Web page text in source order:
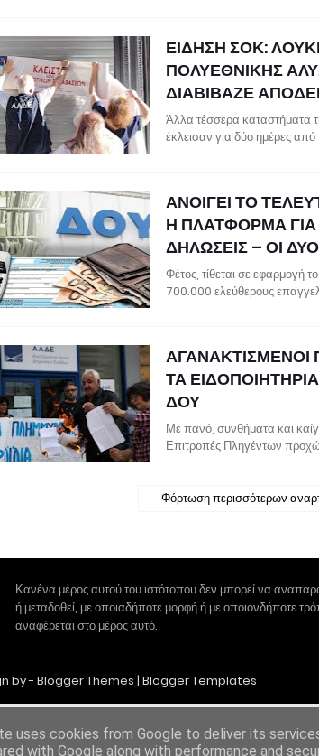
ΕΙΔΗΣΗ ΣΟΚ:
ΠΟΛΥΕΘΝΙΚΗΣ
ΔΙΑΒΙΒΑΖΕ
Άλλα τέσσερα καταστήματα
έκλεισαν για δύο ημέρες από
ΑΝΟΙΓΕΙ ΤΟ
Η ΠΛΑΤΦΟΡΜΑ
ΔΗΛΩΣΕΙΣ – ΟΙ
Φέτος, τίθεται σε εφαρμογή
700.000 ελεύθερους
ΤΑ
ΔΟΥ
Με πανό, συνθήματα και
Επιτροπές Πληγέντων
Φόρτωση περισσότερων
Κανένα μέρος αυτού του ιστότοπου δεν μπορεί να
ή μεταδοθεί, με οποιαδήποτε μορφή ή με οποιονδήποτε
αναφέρεται στο μέρος αυτό.
by - Blogger Themes | Blogger Templates
uses cookies from Google to deliver its
with Google along with performance and